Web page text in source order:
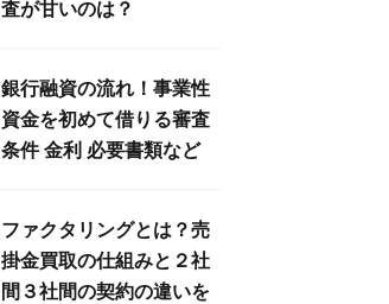
査が甘いのは？
銀行融資の流れ！事業性
資金を初めて借りる審査
条件 金利 必要書類など
ファクタリングとは？売
掛金買取の仕組みと２社
間３社間の契約の違いを